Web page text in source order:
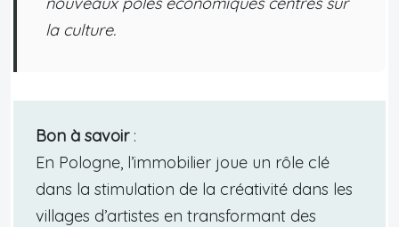
la culture.
Bon à savoir:
En Pologne, l’immobilier joue un rôle clé
dans la stimulation de la créativité dans les
villages d’artistes en transformant des